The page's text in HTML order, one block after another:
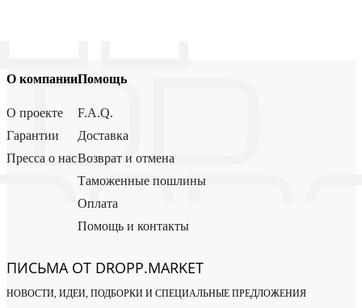
О компании
О проекте
Гарантии
Пресса о нас
Помощь
F.A.Q.
Доставка
Возврат и отмена
Таможенные пошлины
Оплата
Помощь и контакты
ПИСЬМА ОТ DROPP.MARKET
НОВОСТИ, ИДЕИ, ПОДБОРКИ И СПЕЦИАЛЬНЫЕ ПРЕДЛОЖЕНИЯ